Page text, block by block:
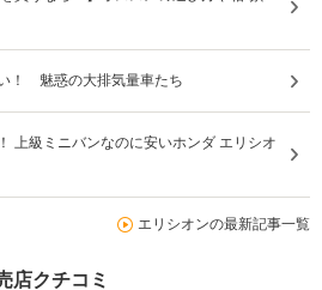
！ 魅惑の大排気量車たち
上級ミニバンなのに安いホンダ エリシオ
エリシオンの最新記事一覧
店クチコミ